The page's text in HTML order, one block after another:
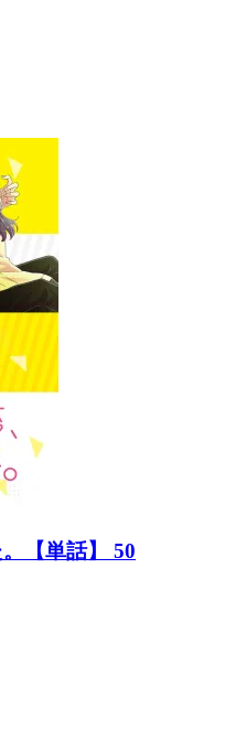
【単話】 50